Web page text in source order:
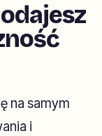
na samym
i